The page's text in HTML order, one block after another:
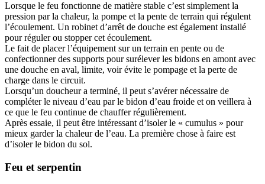
Lorsque le feu fonctionne de matière stable c’est simplement la
pression par la chaleur, la pompe et la pente de terrain qui régulent
l’écoulement. Un robinet d’arrêt de douche est également installé
pour réguler ou stopper cet écoulement.
Le fait de placer l’équipement sur un terrain en pente ou de
confectionner des supports pour surélever les bidons en amont avec
une douche en aval, limite, voir évite le pompage et la perte de
charge dans le circuit.
Lorsqu’un doucheur a terminé, il peut s’avérer nécessaire de
compléter le niveau d’eau par le bidon d’eau froide et on veillera à
ce que le feu continue de chauffer régulièrement.
Après essaie, il peut être intéressant d’isoler le « cumulus » pour
mieux garder la chaleur de l’eau. La première chose à faire est
d’isoler le bidon du sol.
Feu et serpentin